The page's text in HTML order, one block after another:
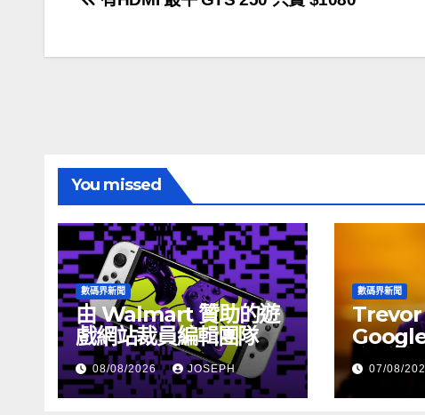
You missed
數碼界新聞
由 Walmart 贊助的遊
戲網站裁員編輯團隊
08/08/2026 JOSEPH
數碼界新聞
Trevor
Google
介活動
07/08/